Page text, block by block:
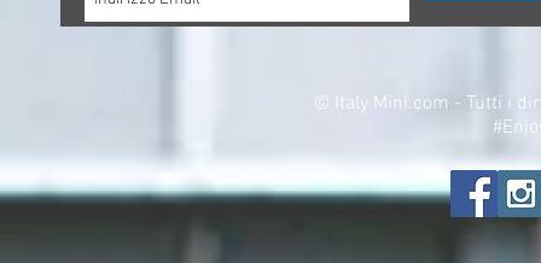
© Italy Mini.com - Tutti i